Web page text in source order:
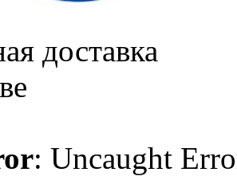
доставка
: Uncaught